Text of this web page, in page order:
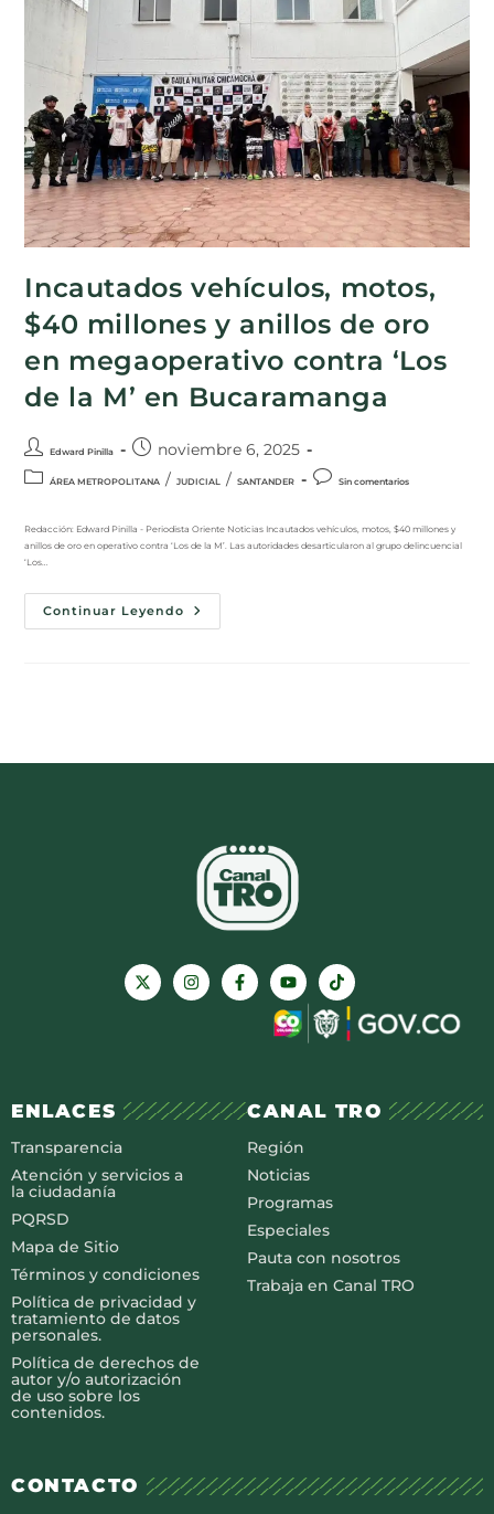
Incautados vehículos, motos,
$40 millones y anillos de oro
en megaoperativo contra ‘Los
de la M’ en Bucaramanga
Edward Pinilla noviembre 6, 2025
ÁREA METROPOLITANA / JUDICIAL / SANTANDER Sin comentarios
Redacción: Edward Pinilla - Periodista Oriente Noticias Incautados vehículos, motos, $40 millones y
anillos de oro en operativo contra ‘Los de la M’. Las autoridades desarticularon al grupo delincuencial
‘Los…
Continuar Leyendo
ENLACES
Transparencia
Atención y servicios a
la ciudadanía
PQRSD
Mapa de Sitio
Términos y condiciones
Política de privacidad y
tratamiento de datos
personales.
Política de derechos de
autor y/o autorización
de uso sobre los
contenidos.
CANAL TRO
Región
Noticias
Programas
Especiales
Pauta con nosotros
Trabaja en Canal TRO
CONTACTO